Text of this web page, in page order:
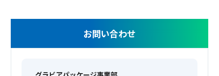
お問い合わせ